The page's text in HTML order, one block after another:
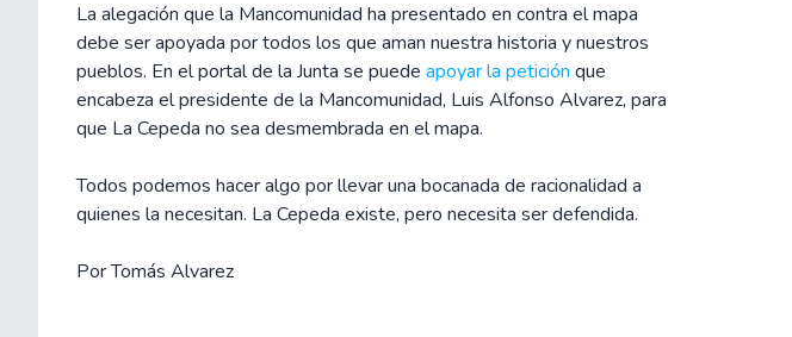
La alegación que la Mancomunidad ha presentado en contra el mapa
debe ser apoyada por todos los que aman nuestra historia y nuestros
pueblos. En el portal de la Junta se puede apoyar la petición que
encabeza el presidente de la Mancomunidad, Luis Alfonso Alvarez, para
que La Cepeda no sea desmembrada en el mapa.
Todos podemos hacer algo por llevar una bocanada de racionalidad a
quienes la necesitan. La Cepeda existe, pero necesita ser defendida.
Por Tomás Alvarez